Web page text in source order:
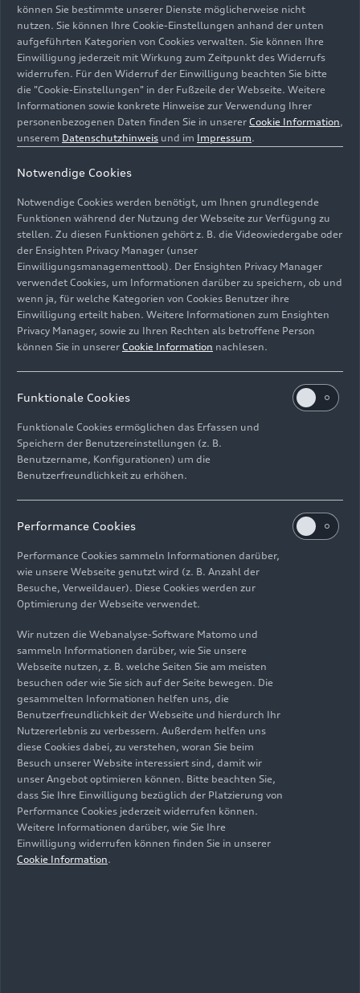
ist bei 250 km/h elektronisch abgeregelt. Ein
Otto-Partikelfilter ist natürlich Serie.
Audi TTS Coupé
Hubraumin ccm 1.984 1.984
max. Leistungin kW
(PS) bei /min
225 (306) bei
5400
5400
Nm bei /min
Höchstgeschwindigkeit
in km/h
250**
100 km/h in s
4,8
kombiniert in l/100 km
CO -Emission
kombiniert in g/km
161
Antrieb
Allradantrieb
quattro
können Sie bestimmte unserer Dienste möglicherweise nicht
nutzen. Sie können Ihre Cookie-Einstellungen anhand der unten
aufgeführten Kategorien von Cookies verwalten. Sie können Ihre
Einwilligung jederzeit mit Wirkung zum Zeitpunkt des Widerrufs
widerrufen. Für den Widerruf der Einwilligung beachten Sie bitte
die "Cookie-Einstellungen" in der Fußzeile der Webseite. Weitere
Informationen sowie konkrete Hinweise zur Verwendung Ihrer
personenbezogenen Daten finden Sie in unserer Cookie Information,
unserem Datenschutzhinweis und im Impressum.
Notwendige Cookies
Notwendige Cookies werden benötigt, um Ihnen grundlegende
Funktionen während der Nutzung der Webseite zur Verfügung zu
stellen. Zu diesen Funktionen gehört z. B. die Videowiedergabe oder
der Ensighten Privacy Manager (unser
Einwilligungsmanagementtool). Der Ensighten Privacy Manager
verwendet Cookies, um Informationen darüber zu speichern, ob und
wenn ja, für welche Kategorien von Cookies Benutzer ihre
Einwilligung erteilt haben. Weitere Informationen zum Ensighten
Privacy Manager, sowie zu Ihren Rechten als betroffene Person
können Sie in unserer Cookie Information nachlesen.
Funktionale Cookies
Funktionale Cookies ermöglichen das Erfassen und
Speichern der Benutzereinstellungen (z. B.
Benutzername, Konfigurationen) um die
Benutzerfreundlichkeit zu erhöhen.
Performance Cookies
Performance Cookies sammeln Informationen darüber,
wie unsere Webseite genutzt wird (z. B. Anzahl der
Besuche, Verweildauer). Diese Cookies werden zur
Optimierung der Webseite verwendet.
Wir nutzen die Webanalyse-Software Matomo und
sammeln Informationen darüber, wie Sie unsere
Webseite nutzen, z. B. welche Seiten Sie am meisten
besuchen oder wie Sie sich auf der Seite bewegen. Die
gesammelten Informationen helfen uns, die
Benutzerfreundlichkeit der Webseite und hierdurch Ihr
Nutzererlebnis zu verbessern. Außerdem helfen uns
diese Cookies dabei, zu verstehen, woran Sie beim
Besuch unserer Website interessiert sind, damit wir
unser Angebot optimieren können. Bitte beachten Sie,
dass Sie Ihre Einwilligung bezüglich der Platzierung von
Performance Cookies jederzeit widerrufen können.
Weitere Informationen darüber, wie Sie Ihre
Einwilligung widerrufen können finden Sie in unserer
Cookie Information.